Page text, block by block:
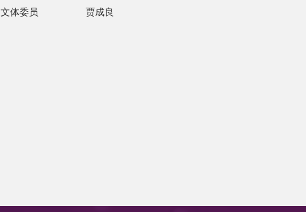
文体委员
贾成良